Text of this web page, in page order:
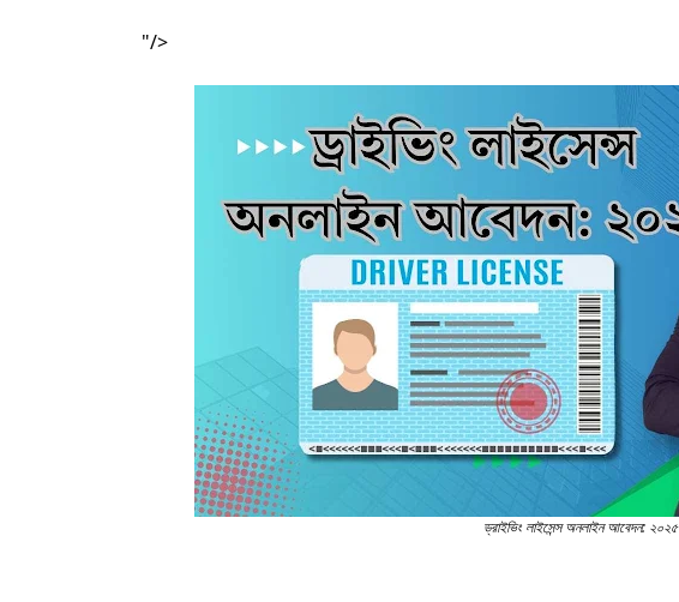
"/>
ড্রাইভিং লাইসেন্স অনলাইন আবেদন: ২০২৫